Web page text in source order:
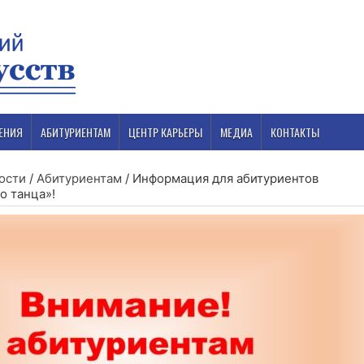
АБИТУРИЕНТАМ ЦЕНТР КАРЬЕРЫ МЕДИА КОНТАКТЫ
/ Абитуриентам / Информация для абитуриентов
танца»!